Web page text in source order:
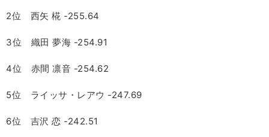
2位 西矢 椛 -255.64
3位 織田 夢海 -254.91
4位 赤間 凛音 -254.62
5位 ライッサ・レアウ -247.69
6位 吉沢 恋 -242.51